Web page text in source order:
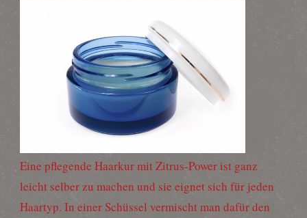
Eine pflegende Haarkur mit Zitrus-Power ist ganz
leicht selber zu machen und sie eignet sich für jeden
Haartyp. In einer Schüssel vermischt man dafür den